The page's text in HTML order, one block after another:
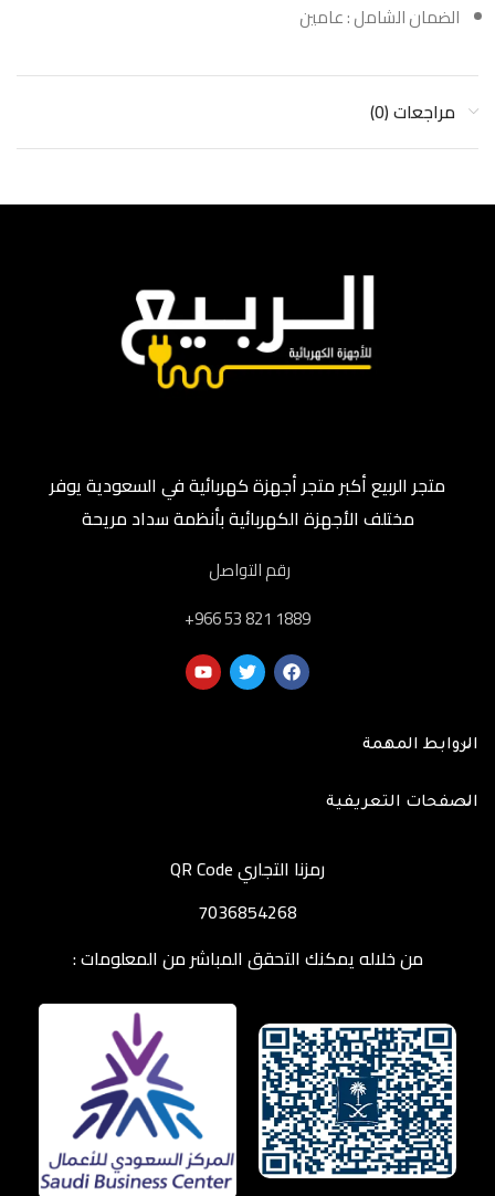
الضمان الشامل : عامين
مراجعات (0)
متجر الربيع أكبر متجر أجهزة كهربائية في السعودية يوفر
مختلف الأجهزة الكهربائية بأنظمة سداد مريحة
رقم التواصل
‎+966 53 821 1889
الروابط المهمة
الصفحات التعريفية
رمزنا التجاري QR Code
7036854268
من خلاله يمكنك التحقق المباشر من المعلومات :